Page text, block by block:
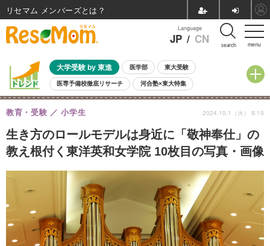
menu
Language
JP / CN search
大学受験 by 東進 医学部 東大受験
医専予備校徹底リサーチ 河合塾×東大特集
親子で考える大学選び 高校受験 中学受験 小学校受験
共通テスト 夏休み
8月開催イベント・WS 全国公立高校 過去問 人気記事
自由研究教材（小学生向け） 自由研究教材（中学生向け） ランキング
生き方のロールモデルは身近に「敬神奉仕」の
教え根付く東洋英和女学院 10枚目の写真・画像
教育・受験 小学生 2024.10.1（火） 9:15
リセマム メンバーズ